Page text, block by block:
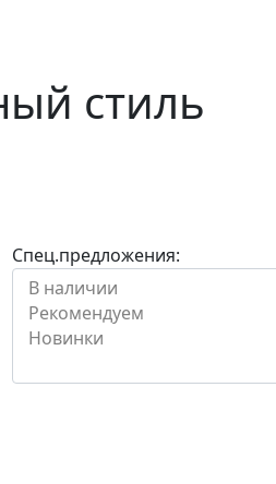
стиль
Спец.предложения: